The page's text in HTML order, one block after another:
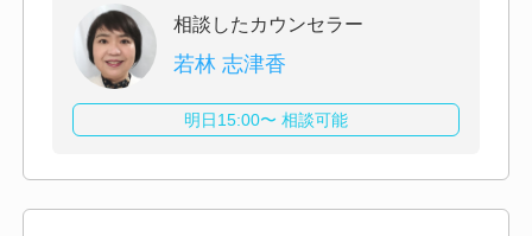
相談したカウンセラー
若林 志津香
明日15:00〜 相談可能